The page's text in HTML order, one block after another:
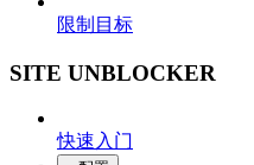
限制目标
SITE UNBLOCKER
快速入门